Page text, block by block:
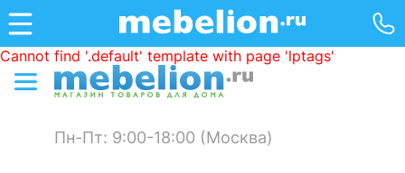
Cannot find '.default' template with page 'lptags'
Пн-Пт: 9:00-18:00 (Москва)